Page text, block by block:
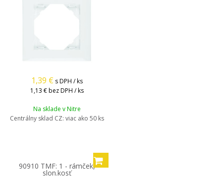
1,39 € s DPH / ks
1,13 € bez DPH / ks
Na sklade v Nitre
Centrálny sklad CZ: viac ako 50 ks
90910 TMF: 1 - rámček,
slon.kosť